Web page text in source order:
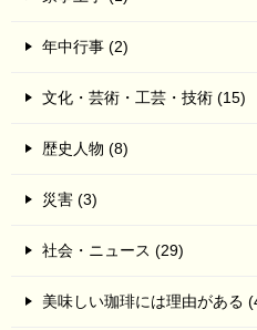
年中行事 (2)
文化・芸術・工芸・技術 (15)
歴史人物 (8)
災害 (3)
社会・ニュース (29)
美味しい珈琲には理由がある